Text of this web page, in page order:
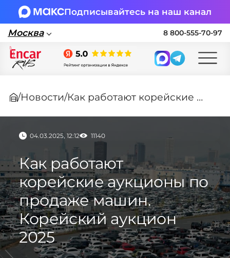
Подписывайтесь на наш канал
Москва
8 800-555-70-97
Поставка автомобилей в Россию по
параллельному импорту
🏎 Заявка на подбор авто
Заполните форму, подберем нужные
варианты авто и свяжемся с вами
Оставить заявку на подбор авто
Каталог авто с Encar
/Новости/ Как работают корейские аукционы по продаже машин. Корейский аукцион 2025
04.03.2025, 12:12 11140
Как работают
корейские аукционы по
продаже машин.
Корейский аукцион
2025